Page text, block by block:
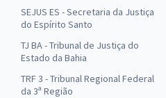
SEJUS ES - Secretaria da Justiça
do Espírito Santo
TJ BA - Tribunal de Justiça do
Estado da Bahia
TRF 3 - Tribunal Regional Federal
da 3ª Região